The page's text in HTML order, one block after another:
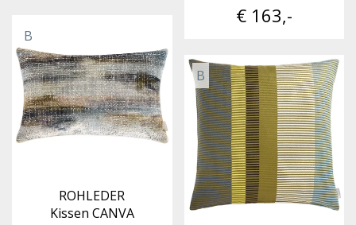
€ 163,-
B
ROHLEDER
Kissen CANVA
B